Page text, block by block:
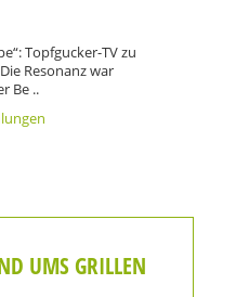
Topfgucker-TV zu
Resonanz war
Be ..
UMS GRILLEN